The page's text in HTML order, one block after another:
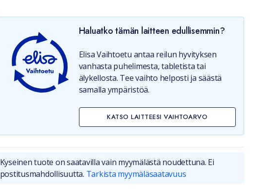
Haluatko tämän laitteen edullisemmin?
Elisa Vaihtoetu antaa reilun hyvityksen
vanhasta puhelimesta, tabletista tai
älykellosta. Tee vaihto helposti ja säästä
samalla ympäristöä.
KATSO LAITTEESI VAIHTOARVO
Kyseinen tuote on saatavilla vain myymälästä noudettuna. Ei
postitusmahdollisuutta. Tarkista myymäläsaatavuus